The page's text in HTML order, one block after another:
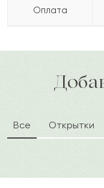
Оплата
доставка по
П Пётр
М Марат
С Сария
Все Открытки